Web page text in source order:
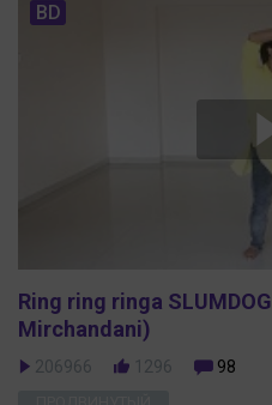
BD
Ring ring ringa
Mirchandani)
206966 1296 98